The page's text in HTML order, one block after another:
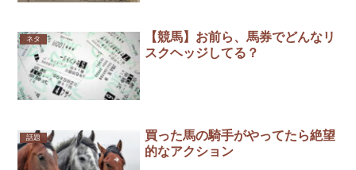
ネタ
【競馬】お前ら、馬券でどんなリ
スクヘッジしてる？
話題
買った馬の騎手がやってたら絶望
的なアクション